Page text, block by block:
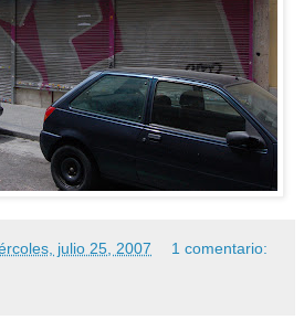
julio 25, 2007 1 comentario: